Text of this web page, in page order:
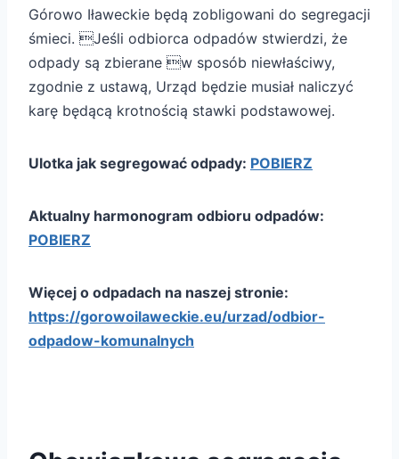
Górowo Iławeckie będą zobligowani do segregacji
śmieci. Jeśli odbiorca odpadów stwierdzi, że
odpady są zbierane w sposób niewłaściwy,
zgodnie z ustawą, Urząd będzie musiał naliczyć
karę będącą krotnością stawki podstawowej.
Ulotka jak segregować odpady: POBIERZ
Aktualny harmonogram odbioru odpadów:
POBIERZ
Więcej o odpadach na naszej stronie:
https://gorowoilaweckie.eu/urzad/odbior-
odpadow-komunalnych